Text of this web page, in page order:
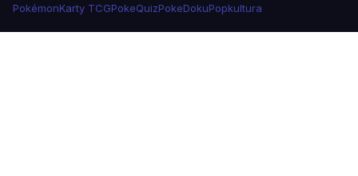
PokémonKarty TCGPokeQuizPokeDokuPopkultura